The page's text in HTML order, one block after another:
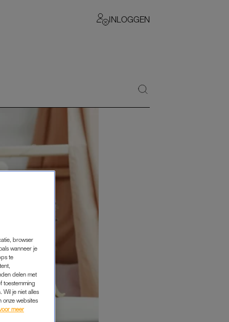
INLOGGEN
browser
wanneer je
te
delen met
toestemming
Wil je niet alles
onze websites
meer